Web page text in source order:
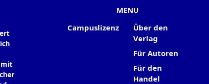
mit
MENU
Campuslizenz
Über den
Verlag
Für Autoren
Für den
Handel